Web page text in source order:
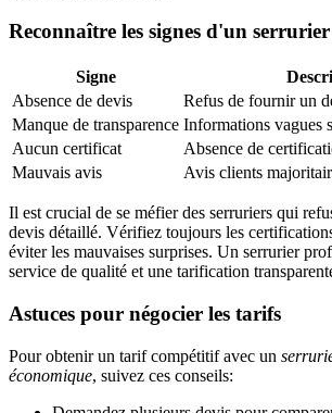
Reconnaître les signes d'un
Signe
Absence de devis
Refus de fournir un
Manque de transparence Informations vagues
Aucun certificat
Absence de
Mauvais avis
Avis clients
Il est crucial de se méfier des serruriers qui
devis détaillé. Vérifiez toujours les
éviter les mauvaises surprises. Un serrurier
service de qualité et une tarification
Astuces pour négocier les tarifs
Pour obtenir un tarif compétitif avec un
économique, suivez ces conseils: